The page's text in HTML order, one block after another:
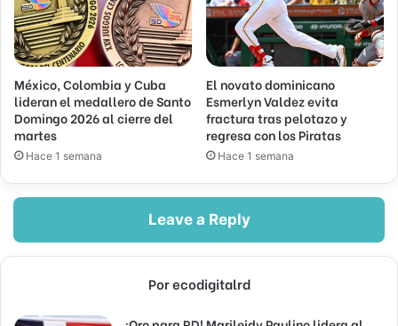
México, Colombia y Cuba
lideran el medallero de Santo
Domingo 2026 al cierre del
martes
Hace 1 semana
El novato dominicano
Esmerlyn Valdez evita
fractura tras pelotazo y
regresa con los Piratas
Hace 1 semana
Leave a Reply
Por ecodigitalrd